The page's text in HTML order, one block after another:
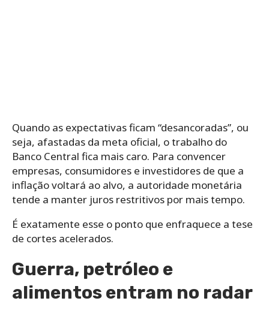
Quando as expectativas ficam “desancoradas”, ou
seja, afastadas da meta oficial, o trabalho do
Banco Central fica mais caro. Para convencer
empresas, consumidores e investidores de que a
inflação voltará ao alvo, a autoridade monetária
tende a manter juros restritivos por mais tempo.
É exatamente esse o ponto que enfraquece a tese
de cortes acelerados.
Guerra, petróleo e
alimentos entram no radar